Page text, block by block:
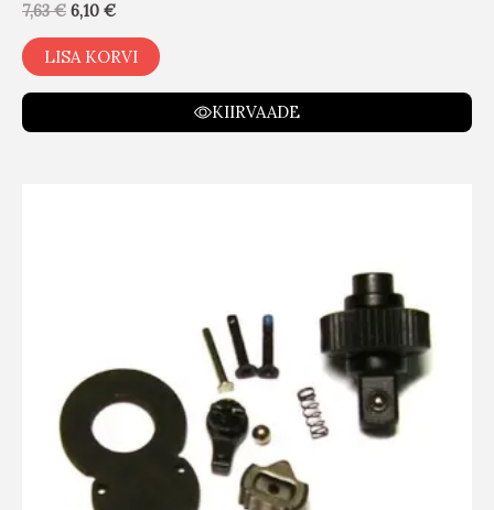
7,63€ 6,10 €
LISA KORVI
KIIRVAADE